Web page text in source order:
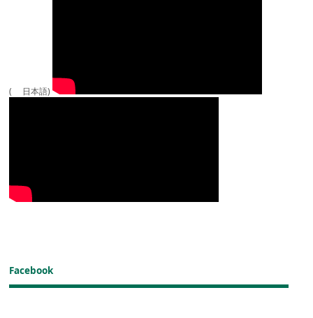
( 日本語)
Facebook